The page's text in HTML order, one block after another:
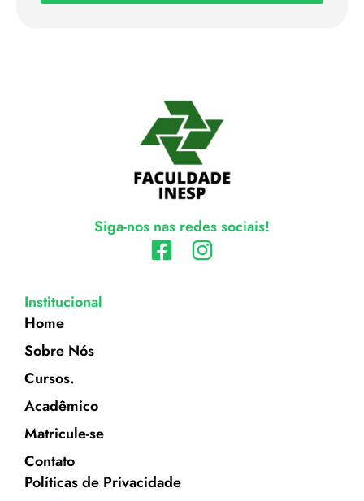
Siga-nos nas redes sociais!
Institucional
Home
Sobre Nós
Cursos.
Acadêmico
Matricule-se
Contato
Políticas de Privacidade